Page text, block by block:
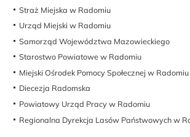
Straż Miejska w Radomiu
Urząd Miejski w Radomiu
Samorząd Województwa Mazowieckiego
Starostwo Powiatowe w Radomiu
Miejski Ośrodek Pomocy Społecznej w Radomiu
Diecezja Radomska
Powiatowy Urząd Pracy w Radomiu
Regionalna Dyrekcja Lasów Państwowych w